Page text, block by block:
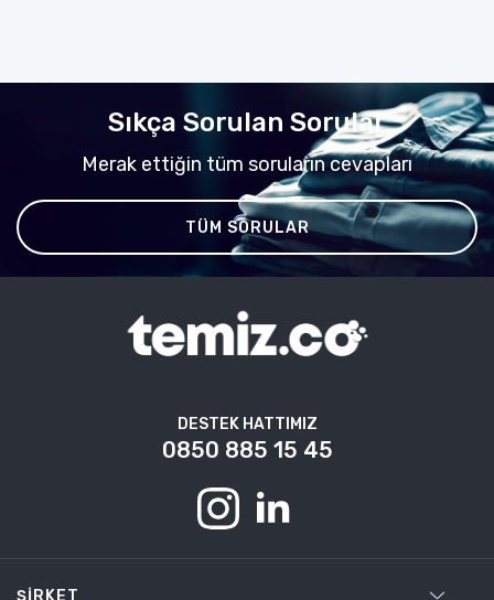
Sıkça Sorulan Sorular
Merak ettiğin tüm soruların cevapları
TÜM SORULAR
DESTEK HATTIMIZ
0850 885 15 45